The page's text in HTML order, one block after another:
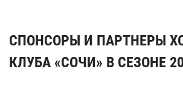
СПОНСОРЫ И ПАРТНЕРЫ
КЛУБА «СОЧИ» В СЕЗОНЕ